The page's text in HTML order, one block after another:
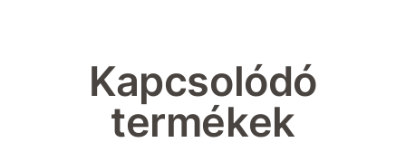
Kapcsolódó
termékek